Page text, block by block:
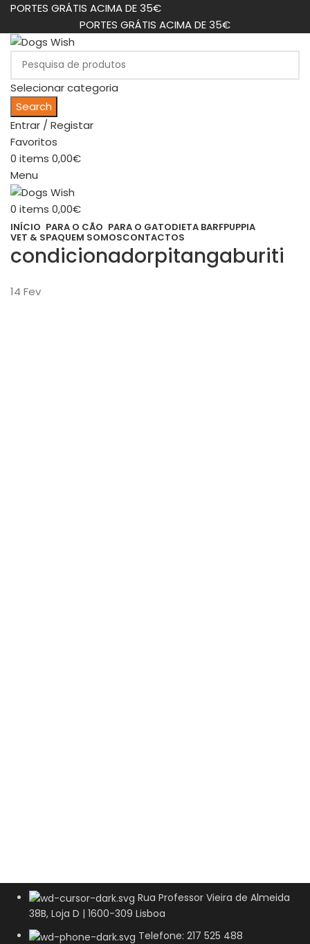
PORTES GRÁTIS ACIMA DE 35€
PORTES GRÁTIS ACIMA DE 35€
Selecionar categoria
Search
Entrar / Registar
Favoritos
0 items 0,00€
Menu
0 items 0,00€
INÍCIO PARA O CÃO PARA O GATODIETA BARFPUPPIA
VET & SPAQUEM SOMOSCONTACTOS
condicionadorpitangaburiti
14 Fev
Rua Professor Vieira de Almeida
38B, Loja D | 1600-309 Lisboa
Telefone: 217 525 488